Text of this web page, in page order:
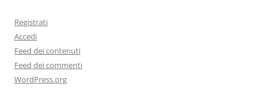
Registrati
Accedi
Feed dei contenuti
Feed dei commenti
WordPress.org